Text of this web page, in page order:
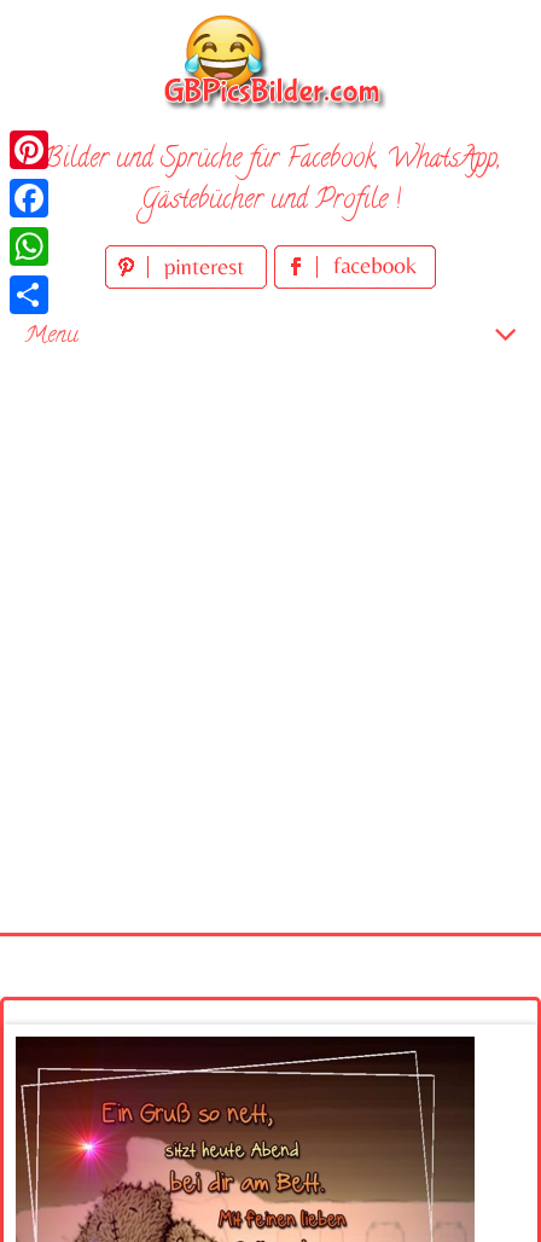
Bilder und Sprüche für Facebook, WhatsApp,
Gästebücher und Profile !
Menu
Pinterest
Facebook
WhatsApp
Teilen